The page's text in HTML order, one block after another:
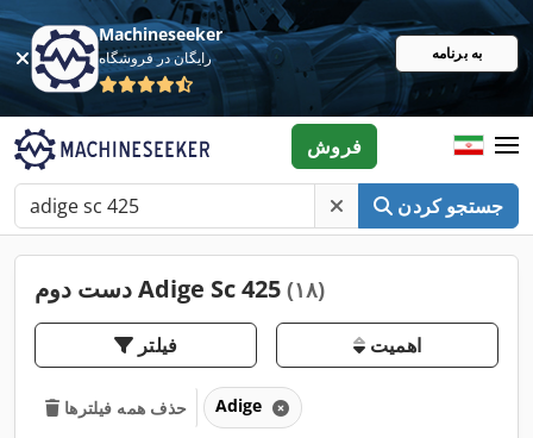
Machineseeker
رایگان در فروشگاه به برنامه
جستجو کردن
فروش
دست دوم Adige Sc 425 (۱۸)
فیلتر اهمیت
حذف همه فیلترها Adige